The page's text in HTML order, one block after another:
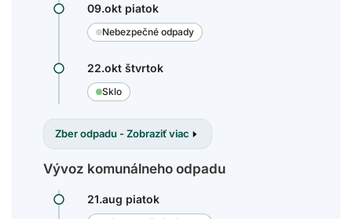
09.okt piatok
Nebezpečné odpady
22.okt štvrtok
Sklo
Zber odpadu - Zobraziť viac
Vývoz komunálneho odpadu
21.aug piatok